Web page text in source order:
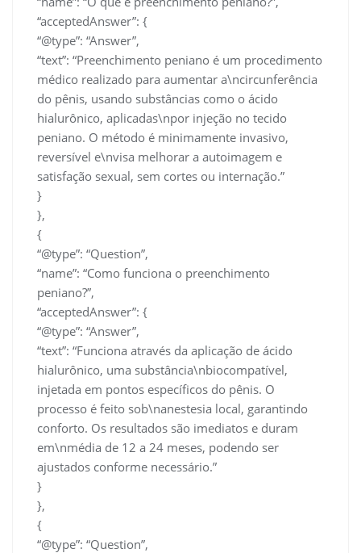
“acceptedAnswer”: {
“@type”: “Answer”,
“text”: “Preenchimento peniano é um procedimento
médico realizado para aumentar a\ncircunferência
do pênis, usando substâncias como o ácido
hialurônico, aplicadas\npor injeção no tecido
peniano. O método é minimamente invasivo,
reversível e\nvisa melhorar a autoimagem e
satisfação sexual, sem cortes ou internação.”
}
},
{
“@type”: “Question”,
“name”: “Como funciona o preenchimento
peniano?”,
“acceptedAnswer”: {
“@type”: “Answer”,
“text”: “Funciona através da aplicação de ácido
hialurônico, uma substância\nbiocompatível,
injetada em pontos específicos do pênis. O
processo é feito sob\nanestesia local, garantindo
conforto. Os resultados são imediatos e duram
em\nmédia de 12 a 24 meses, podendo ser
ajustados conforme necessário.”
}
},
{
“@type”: “Question”,